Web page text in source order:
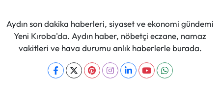
Aydın son dakika haberleri, siyaset ve ekonomi gündemi
Yeni Kıroba'da. Aydın haber, nöbetçi eczane, namaz
vakitleri ve hava durumu anlık haberlerle burada.